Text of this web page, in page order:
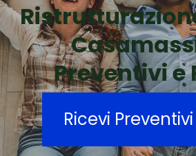
Preventivi e
Ricevi